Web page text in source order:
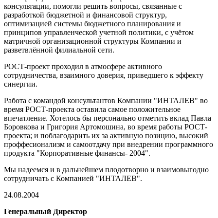
консультации, помогли решить вопросы, связанные с
разработкой бюджетной и финансовой структур,
оптимизацией системы бюджетного планирования и
принципов управленческой учетной политики, с учётом
матричной организационной структуры Компании и
разветвлённой филиальной сети.
РОСТ-проект проходил в атмосфере активного
сотрудничества, взаимного доверия, приведшего к эффекту
синергии.
Работа с командой консультантов Компании "ИНТАЛЕВ" во
время РОСТ-проекта оставила самое положительное
впечатление. Хотелось бы персонально отметить вклад Павла
Боровкова и Григория Артомошина, во время работы РОСТ-
проекта; и поблагодарить их за активную позицию, высокий
проффесионализм и самоотдачу при внедрении программного
продукта "Корпоративные финансы- 2004".
Мы надеемся и в дальнейшем плодотворно и взаимовыгодно
сотрудничать с Компанией "ИНТАЛЕВ".
24.08.2004
Генеральный Директор